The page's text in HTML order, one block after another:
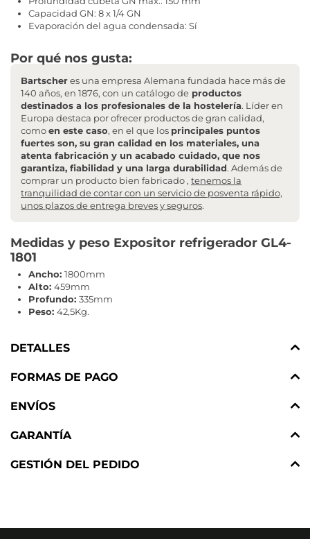
Capacidad GN: 8 x 1/4 GN
Evaporación del agua condensada: Sí
Por qué nos gusta:
Bartscheres una empresa Alemana fundada hace más de
140 años, en 1876, con un catálogo de productos
destinados a los profesionales de la hostelería. Líder en
Europa destaca por ofrecer productos de gran calidad,
comoen este caso, en el que los principales puntos
fuertes son, su gran calidad en los materiales, una
atenta fabricación y un acabado cuidado, que nos
garantiza, fiabilidad y una larga durabilidad. Además de
comprar un producto bien fabricado , tenemos la
tranquilidad de contar con un servicio de posventa rápido,
unos plazos de entrega breves y seguros.
Medidas y peso Expositor refrigerador GL4-
1801
Ancho: 1800mm
Alto: 459mm
Profundo: 335mm
Peso: 42,5Kg.
DETALLES
FORMAS DE PAGO
ENVÍOS
GARANTÍA
GESTIÓN DEL PEDIDO